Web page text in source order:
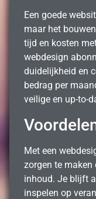
Een goede
maar het
tijd en kosten
webdesign
duidelijkheid en
bedrag per
veilige en up-to-
Met een
zorgen te maken
inhoud. Je blijft
inspelen op